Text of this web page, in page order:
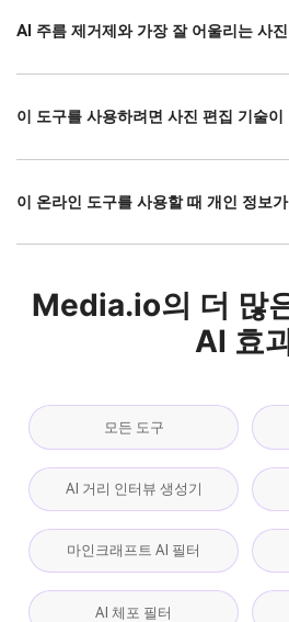
AI 주름 제거제와 가장 잘 어울리는 사
이 도구를 사용하려면 사진 편집 기술이
이 온라인 도구를 사용할 때 개인 정보
Media.io의 더 많
AI 효
모든 도구
AI 거리 인터뷰 생성기
마인크래프트 AI 필터
AI 체포 필터